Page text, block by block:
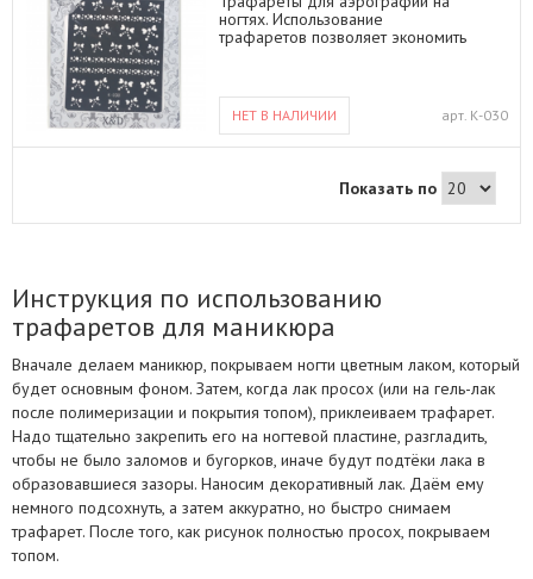
ногтях. Использование
трафаретов позволяет экономить
Техника нанесения рисунка: сделать
маникюр, нанести базу, высушить,
нанести цвет, высушить, аккуратно и
поверхность ногтя, распылить краску
или нанести цвет поверх трафарета,
НЕТ В НАЛИЧИИ арт. К-030
Показать по
Инструкция по использованию
трафаретов для маникюра
Вначале делаем маникюр, покрываем ногти цветным лаком, который
будет основным фоном. Затем, когда лак просох (или на гель-лак
после полимеризации и покрытия топом), приклеиваем трафарет.
Надо тщательно закрепить его на ногтевой пластине, разгладить,
чтобы не было заломов и бугорков, иначе будут подтёки лака в
образовавшиеся зазоры. Наносим декоративный лак. Даём ему
немного подсохнуть, а затем аккуратно, но быстро снимаем
трафарет. После того, как рисунок полностью просох, покрываем
топом.